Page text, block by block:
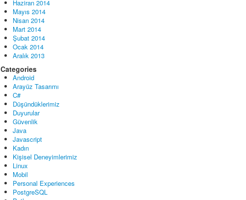
Haziran 2014
Mayıs 2014
Nisan 2014
Mart 2014
Şubat 2014
Ocak 2014
Aralık 2013
Categories
Android
Arayüz Tasarımı
C#
Düşündüklerimiz
Duyurular
Güvenlik
Java
Javascript
Kadın
Kişisel Deneyimlerimiz
Linux
Mobil
Personal Experiences
PostgreSQL